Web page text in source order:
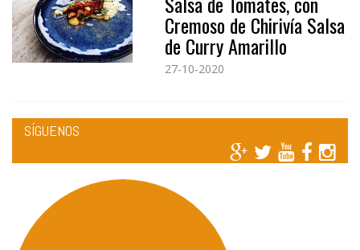
Cremoso de Chirivía Salsa
de Curry Amarillo
27-10-2020
SÍGUENOS